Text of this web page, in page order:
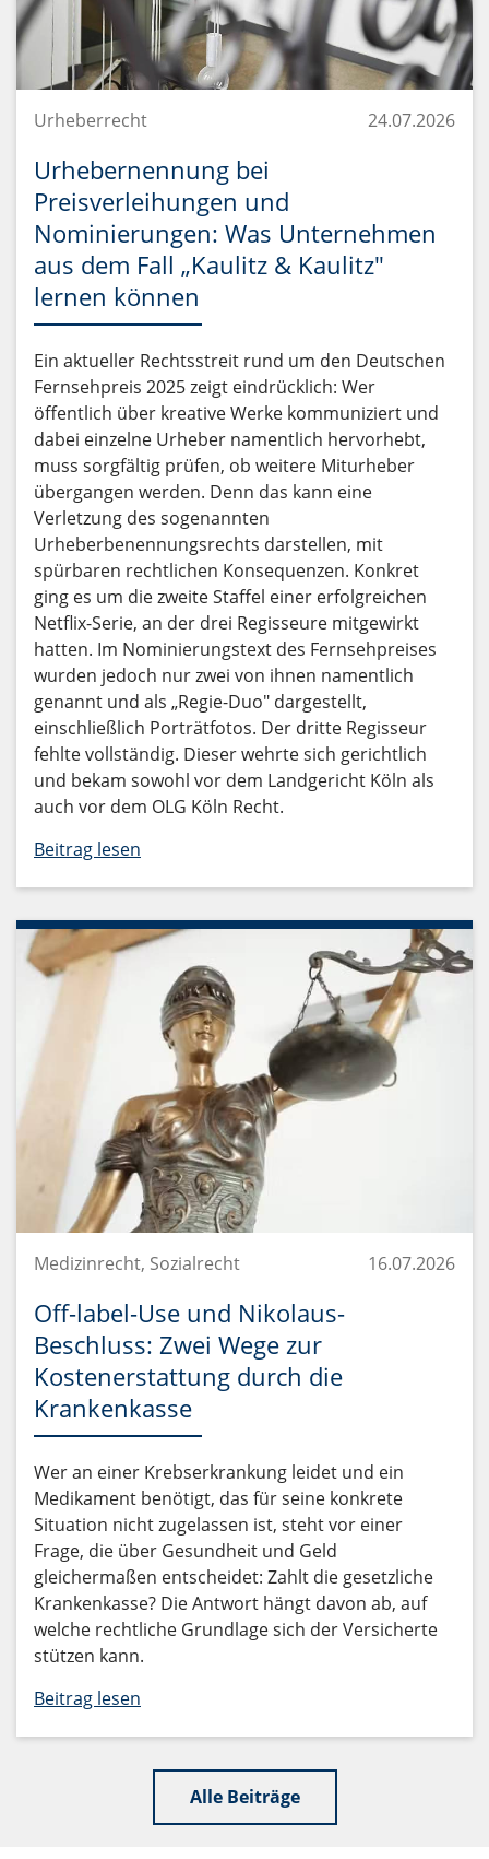
Urheberrecht 24.07.2026
Urhebernennung bei
Preisverleihungen und
Nominierungen: Was Unternehmen
aus dem Fall „Kaulitz & Kaulitz"
lernen können
Ein aktueller Rechtsstreit rund um den Deutschen
Fernsehpreis 2025 zeigt eindrücklich: Wer
öffentlich über kreative Werke kommuniziert und
dabei einzelne Urheber namentlich hervorhebt,
muss sorgfältig prüfen, ob weitere Miturheber
übergangen werden. Denn das kann eine
Verletzung des sogenannten
Urheberbenennungsrechts darstellen, mit
spürbaren rechtlichen Konsequenzen. Konkret
ging es um die zweite Staffel einer erfolgreichen
Netflix-Serie, an der drei Regisseure mitgewirkt
hatten. Im Nominierungstext des Fernsehpreises
wurden jedoch nur zwei von ihnen namentlich
genannt und als „Regie-Duo" dargestellt,
einschließlich Porträtfotos. Der dritte Regisseur
fehlte vollständig. Dieser wehrte sich gerichtlich
und bekam sowohl vor dem Landgericht Köln als
auch vor dem OLG Köln Recht.
Beitrag lesen
Medizinrecht, Sozialrecht 16.07.2026
Off-label-Use und Nikolaus-
Beschluss: Zwei Wege zur
Kostenerstattung durch die
Krankenkasse
Wer an einer Krebserkrankung leidet und ein
Medikament benötigt, das für seine konkrete
Situation nicht zugelassen ist, steht vor einer
Frage, die über Gesundheit und Geld
gleichermaßen entscheidet: Zahlt die gesetzliche
Krankenkasse? Die Antwort hängt davon ab, auf
welche rechtliche Grundlage sich der Versicherte
stützen kann.
Beitrag lesen
Alle Beiträge